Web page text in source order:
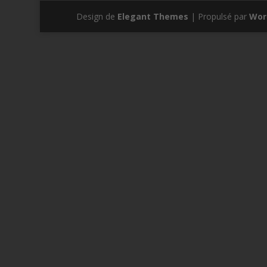
Design de Elegant Themes | Propulsé par